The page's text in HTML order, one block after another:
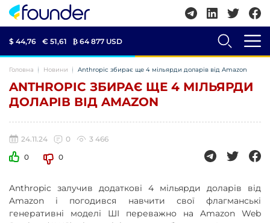
$ 44,76 € 51,61 ₿ 64 877 USD
Головна Новини Anthropic збирає ще 4 мільярди доларів від Amazon
ANTHROPIC ЗБИРАЄ ЩЕ 4 МІЛЬЯРДИ
ДОЛАРІВ ВІД AMAZON
24.11.24 0
3 466
0
0
Anthropic залучив додаткові 4 мільярди доларів від
Amazon і погодився навчити свої флагманські
генеративні моделі ШІ переважно на Amazon Web